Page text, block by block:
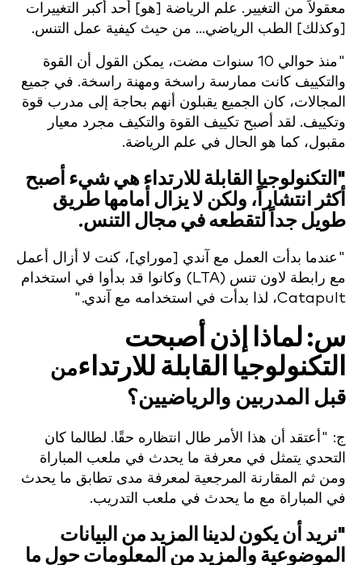
معقولاً من التغيير. علم الرياضة [هو] أحد أكبر التغييرات
[وكذلك] الطب الرياضي... من حيث كيفية عمل التنس.
"منذ حوالي 10 سنوات مضت، يمكن القول أن القوة
والتكييف كانت ممارسة راسخة ومهنة راسخة. في جميع
المجالات، كان الجميع يقبلون أنهم بحاجة إلى مدرب قوة
وتكييف. لقد أصبح تكييف القوة والتكيف مجرد معيار
مقبول، كما هو الحال في علم الرياضة.
" التكنولوجيا القابلة للارتداء هي شيء أصبح
أكثر انتشاراً، ولكن لا يزال أمامها طريق
طويل جداً لتقطعه في مجال التنس.
"عندما بدأت العمل مع آندي [موراي]، كنت لا أزال أعمل
مع رابطة لاون تنس (LTA) وكانوا قد بدأوا في استخدام
Catapult، لذا بدأت في استخدامه مع آندي."
س: لماذا إذن أصبحت
التكنولوجيا القابلة للارتداءمن
قبل المدربين والرياضيين؟
ج: "أعتقد أن هذا الأمر طال انتظاره حقًا. لطالما كان
التحدي يتمثل في معرفة ما يحدث في ملعب المباراة
ومن ثم المقارنة المرجعية لمعرفة مدى تطابق ما يحدث
في المباراة مع ما يحدث في ملعب التدريب.
"نريد أن يكون لدينا المزيد من البيانات
الموضوعية والمزيد من المعلومات حول ما